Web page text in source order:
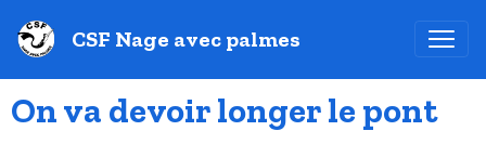
CSF Nage avec palmes
On va devoir longer le pont